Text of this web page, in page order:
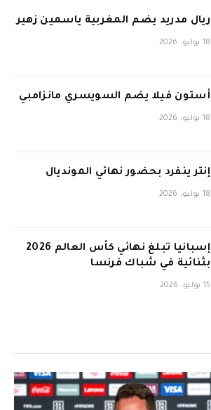
ريال مدريد يضم المغربية ياسمين زهير
18 يوليو، 2026
أستون فيلا يضم السويسري مانزامبي
18 يوليو، 2026
إنتر ينفرد بحضور نهائي المونديال
18 يوليو، 2026
إسبانيا تبلغ نهائي كأس العالم 2026
بثنائية في شباك فرنسا
15 يوليو، 2026